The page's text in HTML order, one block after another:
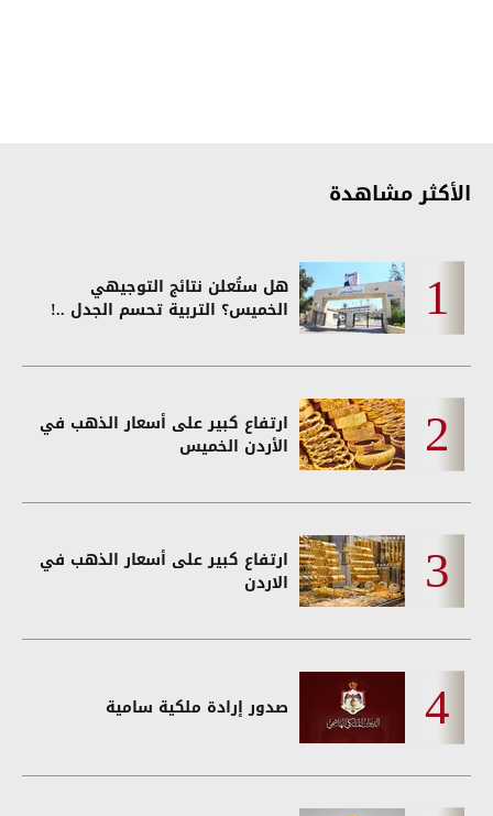
الأكثر مشاهدة
هل ستُعلن نتائج التوجيهي
الخميس؟ التربية تحسم الجدل ..!
ارتفاع كبير على أسعار الذهب في
الأردن الخميس
ارتفاع كبير على أسعار الذهب في
الاردن
صدور إرادة ملكية سامية